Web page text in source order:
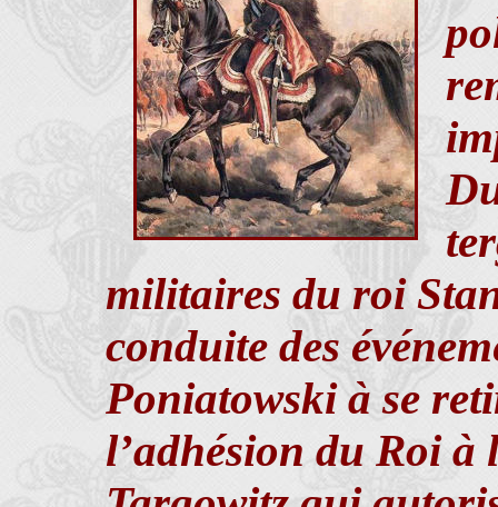
militaires du roi
conduite des
Poniatowski à se
l’adhésion du Roi à